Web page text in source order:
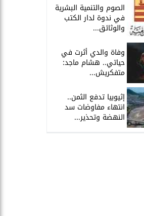
الصوم والتنمية البشرية
في ندوة لدار الكتب
والوثائق...
وفاة والدي أثرت في
حياتي.. هشام ماجد:
متفكريش...
إثيوبيا تدفع الثمن..
انتهاء مفاوضات سد
النهضة وتحذير...